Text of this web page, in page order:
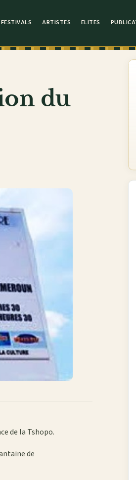
FESTIVALS ARTISTES ELITES
du
de la Tshopo.
de